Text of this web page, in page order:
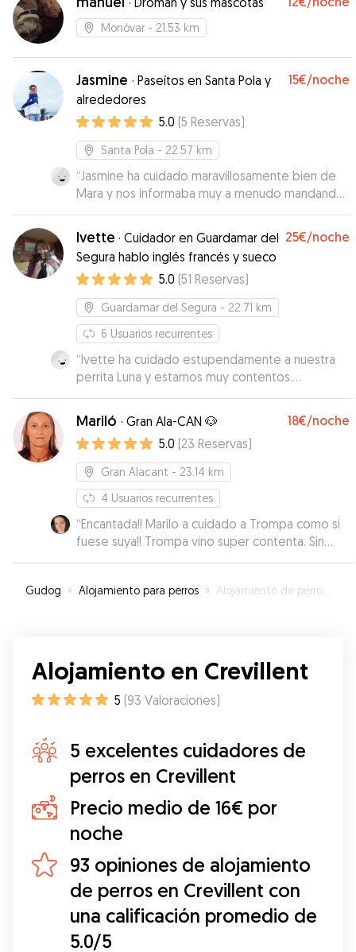
Monóvar - 21.53 km
Jasmine · Paseítos en Santa Pola y
alrededores
15€/noche
5.0 (5 Reservas)
Santa Pola - 22.57 km
“Jasmine ha cuidado maravillosamente bien de
Mara y nos informaba muy a menudo mandando
fotos. Es una perra muy mayor y le ha dado todo
el cariño y atención que necesitaba. Estamos
súper agradecidos por todo lo que ha hecho
por Mara y por nosotros. Es una cuidadora
excepcional y repetiríamos con ella sin duda.
Ivette · Cuidador en Guardamar del
Segura hablo inglés francés y sueco
25€/noche
5.0 (51 Reservas)
Guardamar del Segura - 22.71 km
6 Usuarios recurrentes
“Ivette ha cuidado estupendamente a nuestra
perrita Luna y estamos muy contentos.
Repetiremos con ella seguro!!! Muchas gracias
Ivette 😊
Mariló · Gran Ala-CAN 🐶 18€/noche
5.0 (23 Reservas)
Gran Alacant - 23.14 km
4 Usuarios recurrentes
“Encantada!! Marilo a cuidado a Trompa como si
fuese suya!! Trompa vino super contenta. Sin
duda volveré a repetir”
Gudog » Alojamiento para perros » Alojamiento de perros en Crevillent
Alojamiento en Crevillent
5 (93 Valoraciones)
5 excelentes cuidadores de
perros en Crevillent
Precio medio de 16€ por
noche
93 opiniones de alojamiento
de perros en Crevillent con
una calificación promedio de
5.0/5